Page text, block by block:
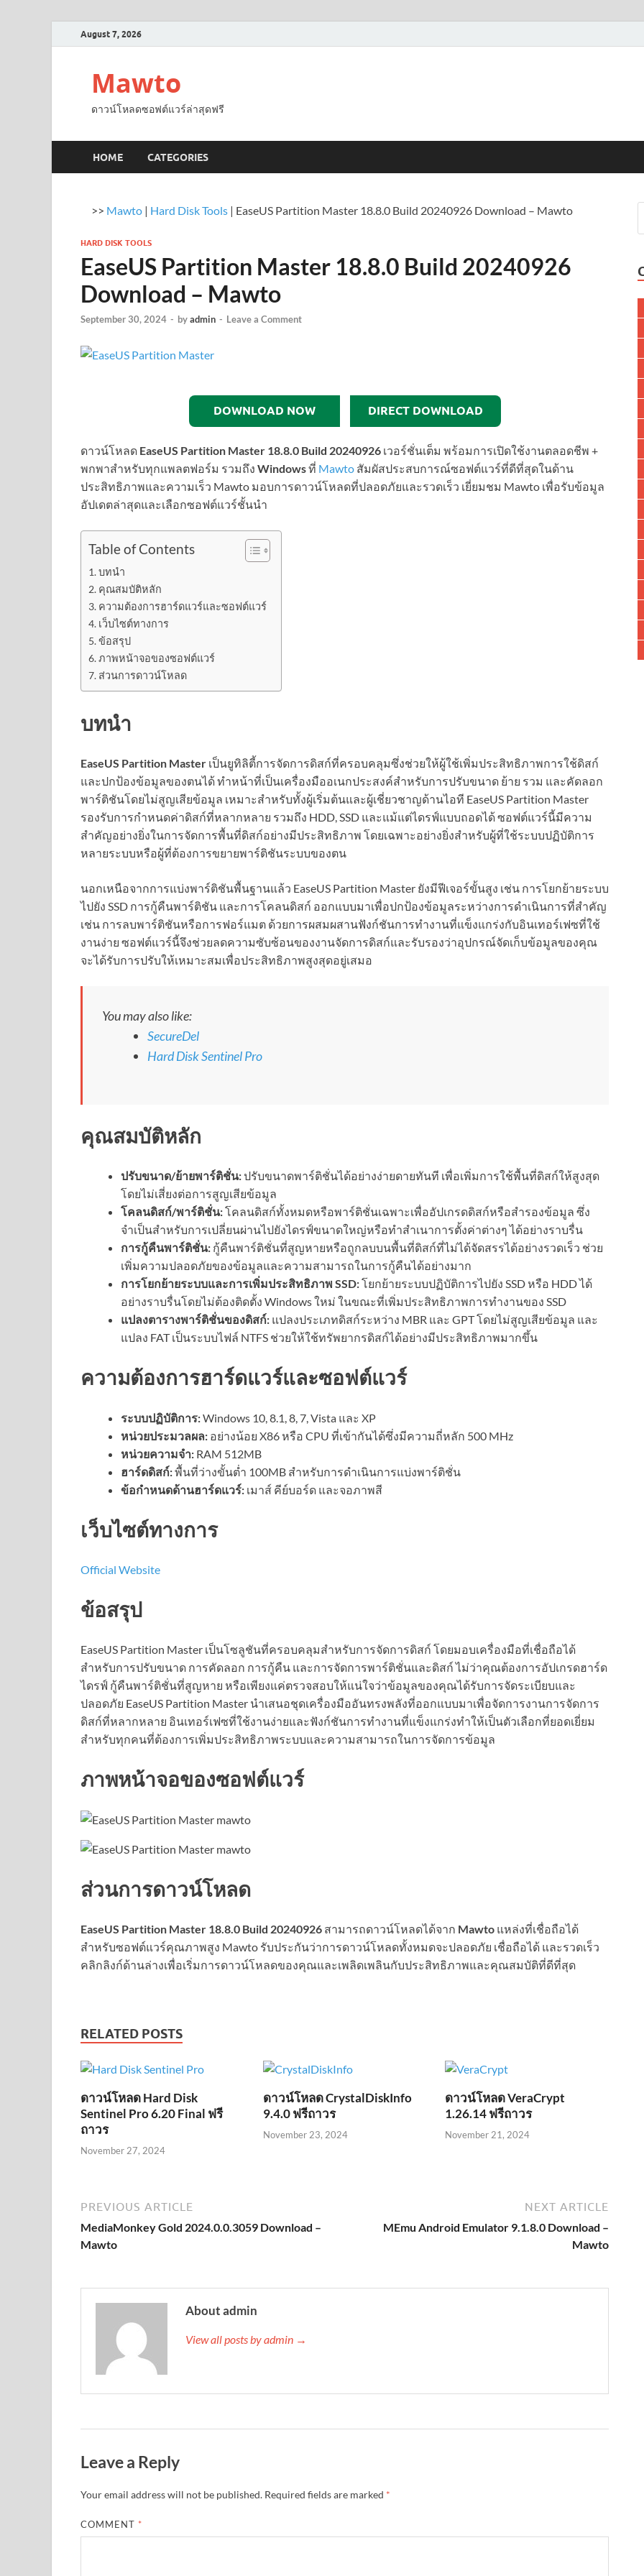
August 7, 2026
Mawto
ดาวน์โหลดซอฟต์แวร์ล่าสุดฟรี
HOME CATEGORIES
>> Mawto | Hard Disk Tools | EaseUS Partition Master 18.8.0 Build 20240926 Download – Mawto
HARD DISK TOOLS
EaseUS Partition Master 18.8.0 Build 20240926
Download – Mawto
September 30, 2024 - byadmin - Leave a Comment
DOWNLOAD NOW DIRECT DOWNLOAD
ดาวน์โหลด EaseUS Partition Master 18.8.0 Build 20240926 เวอร์ชั่นเต็ม พร้อมการเปิดใช้งานตลอดชีพ +
พกพาสำหรับทุกแพลตฟอร์ม รวมถึง Windowsที่ Mawto สัมผัสประสบการณ์ซอฟต์แวร์ที่ดีที่สุดในด้าน
ประสิทธิภาพและความเร็ว Mawto มอบการดาวน์โหลดที่ปลอดภัยและรวดเร็ว เยี่ยมชม Mawto เพื่อรับข้อมูล
อัปเดตล่าสุดและเลือกซอฟต์แวร์ชั้นนำ
Table of Contents
บทนำ
คุณสมบัติหลัก
ความต้องการฮาร์ดแวร์และซอฟต์แวร์
เว็บไซต์ทางการ
ข้อสรุป
ภาพหน้าจอของซอฟต์แวร์
ส่วนการดาวน์โหลด
บทนำ
EaseUS Partition Master เป็นยูทิลิตี้การจัดการดิสก์ที่ครอบคลุมซึ่งช่วยให้ผู้ใช้เพิ่มประสิทธิภาพการใช้ดิสก์
และปกป้องข้อมูลของตนได้ ทำหน้าที่เป็นเครื่องมืออเนกประสงค์สำหรับการปรับขนาด ย้าย รวม และคัดลอก
พาร์ติชันโดยไม่สูญเสียข้อมูล เหมาะสำหรับทั้งผู้เริ่มต้นและผู้เชี่ยวชาญด้านไอที EaseUS Partition Master
รองรับการกำหนดค่าดิสก์ที่หลากหลาย รวมถึง HDD, SSD และแม้แต่ไดรฟ์แบบถอดได้ ซอฟต์แวร์นี้มีความ
สำคัญอย่างยิ่งในการจัดการพื้นที่ดิสก์อย่างมีประสิทธิภาพ โดยเฉพาะอย่างยิ่งสำหรับผู้ที่ใช้ระบบปฏิบัติการ
หลายระบบหรือผู้ที่ต้องการขยายพาร์ติชันระบบของตน
นอกเหนือจากการแบ่งพาร์ติชันพื้นฐานแล้ว EaseUS Partition Master ยังมีฟีเจอร์ขั้นสูง เช่น การโยกย้ายระบบ
ไปยัง SSD การกู้คืนพาร์ติชัน และการโคลนดิสก์ ออกแบบมาเพื่อปกป้องข้อมูลระหว่างการดำเนินการที่สำคัญ
เช่น การลบพาร์ติชันหรือการฟอร์แมต ด้วยการผสมผสานฟังก์ชันการทำงานที่แข็งแกร่งกับอินเทอร์เฟซที่ใช้
งานง่าย ซอฟต์แวร์นี้จึงช่วยลดความซับซ้อนของงานจัดการดิสก์และรับรองว่าอุปกรณ์จัดเก็บข้อมูลของคุณ
จะได้รับการปรับให้เหมาะสมเพื่อประสิทธิภาพสูงสุดอยู่เสมอ
You may also like:
SecureDel
Hard Disk Sentinel Pro
คุณสมบัติหลัก
ปรับขนาด/ย้ายพาร์ติชั่น:ปรับขนาดพาร์ติชั่นได้อย่างง่ายดายทันที เพื่อเพิ่มการใช้พื้นที่ดิสก์ให้สูงสุด
โดยไม่เสี่ยงต่อการสูญเสียข้อมูล
โคลนดิสก์/พาร์ติชั่น:โคลนดิสก์ทั้งหมดหรือพาร์ติชั่นเฉพาะเพื่ออัปเกรดดิสก์หรือสำรองข้อมูล ซึ่ง
จำเป็นสำหรับการเปลี่ยนผ่านไปยังไดรฟ์ขนาดใหญ่หรือทำสำเนาการตั้งค่าต่างๆ ได้อย่างราบรื่น
การกู้คืนพาร์ติชั่น: กู้คืนพาร์ติชั่นที่สูญหายหรือถูกลบบนพื้นที่ดิสก์ที่ไม่ได้จัดสรรได้อย่างรวดเร็ว ช่วย
เพิ่มความปลอดภัยของข้อมูลและความสามารถในการกู้คืนได้อย่างมาก
การโยกย้ายระบบและการเพิ่มประสิทธิภาพ SSD:โยกย้ายระบบปฏิบัติการไปยัง SSD หรือ HDD ได้
อย่างราบรื่นโดยไม่ต้องติดตั้ง Windows ใหม่ ในขณะที่เพิ่มประสิทธิภาพการทำงานของ SSD
แปลงตารางพาร์ติชั่นของดิสก์: แปลงประเภทดิสก์ระหว่าง MBR และ GPT โดยไม่สูญเสียข้อมูล และ
แปลง FAT เป็นระบบไฟล์ NTFS ช่วยให้ใช้ทรัพยากรดิสก์ได้อย่างมีประสิทธิภาพมากขึ้น
ความต้องการฮาร์ดแวร์และซอฟต์แวร์
ระบบปฏิบัติการ:Windows 10, 8.1, 8, 7, Vista และ XP
หน่วยประมวลผล: อย่างน้อย X86 หรือ CPU ที่เข้ากันได้ซึ่งมีความถี่หลัก 500 MHz
หน่วยความจำ: RAM 512MB
ฮาร์ดดิสก์:พื้นที่ว่างขั้นต่ำ 100MB สำหรับการดำเนินการแบ่งพาร์ติชั่น
ข้อกำหนดด้านฮาร์ดแวร์: เมาส์ คีย์บอร์ด และจอภาพสี
เว็บไซต์ทางการ
Official Website
ข้อสรุป
EaseUS Partition Master เป็นโซลูชันที่ครอบคลุมสำหรับการจัดการดิสก์ โดยมอบเครื่องมือที่เชื่อถือได้
สำหรับการปรับขนาด การคัดลอก การกู้คืน และการจัดการพาร์ติชั่นและดิสก์ ไม่ว่าคุณต้องการอัปเกรดฮาร์ด
ไดรฟ์ กู้คืนพาร์ติชั่นที่สูญหาย หรือเพียงแค่ตรวจสอบให้แน่ใจว่าข้อมูลของคุณได้รับการจัดระเบียบและ
ปลอดภัย EaseUS Partition Master นำเสนอชุดเครื่องมืออันทรงพลังที่ออกแบบมาเพื่อจัดการงานการจัดการ
ดิสก์ที่หลากหลาย อินเทอร์เฟซที่ใช้งานง่ายและฟังก์ชันการทำงานที่แข็งแกร่งทำให้เป็นตัวเลือกที่ยอดเยี่ยม
สำหรับทุกคนที่ต้องการเพิ่มประสิทธิภาพระบบและความสามารถในการจัดการข้อมูล
ภาพหน้าจอของซอฟต์แวร์
ส่วนการดาวน์โหลด
EaseUS Partition Master 18.8.0 Build 20240926 สามารถดาวน์โหลดได้จาก Mawto แหล่งที่เชื่อถือได้
สำหรับซอฟต์แวร์คุณภาพสูง Mawto รับประกันว่าการดาวน์โหลดทั้งหมดจะปลอดภัย เชื่อถือได้ และรวดเร็ว
คลิกลิงก์ด้านล่างเพื่อเริ่มการดาวน์โหลดของคุณและเพลิดเพลินกับประสิทธิภาพและคุณสมบัติที่ดีที่สุด
RELATED POSTS
ดาวน์โหลด Hard Disk
Sentinel Pro 6.20 Final ฟรี
ถาวร
November 27, 2024
ดาวน์โหลด CrystalDiskInfo
9.4.0 ฟรีถาวร
November 23, 2024
ดาวน์โหลด VeraCrypt
1.26.14 ฟรีถาวร
November 21, 2024
PREVIOUS ARTICLE
MediaMonkey Gold 2024.0.0.3059 Download –
Mawto
NEXT ARTICLE
MEmu Android Emulator 9.1.8.0 Download –
Mawto
About admin
View all posts by admin →
Leave a Reply
Your email address will not be published. Required fields are marked *
COMMENT *